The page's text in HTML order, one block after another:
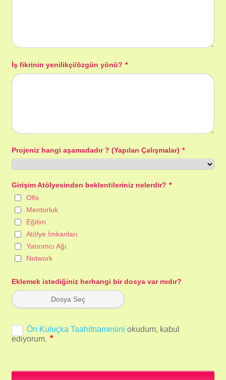
İş fikrinin yenilikçi/özgün yönü? *
Projeniz hangi aşamadadır ? (Yapılan Çalışmalar) *
Girişim Atölyesinden beklentileriniz nelerdir? *
Ofis
Mentorluk
Eğitim
Atölye İmkanları
Yatırımcı Ağı
Network
Eklemek istediğiniz herhangi bir dosya var mıdır?
Dosya Seç